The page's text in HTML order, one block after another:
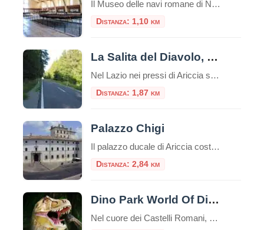
Il Museo delle navi romane di Nemi è un luogo unico nel suo genere, che custodisce due preziose reliquie della storia romana: due scafi di navi dalle misure rispettivamente di m. 71,30 x 20 e m. 73 x 24. Risalenti una al I secolo d.C. e l’altra al II secolo d.C., entrambe ritrovate nel lago […]
Distanza: 1,10 km
La Salita del Diavolo, la strada antigravitazionale
Nel Lazio nei pressi di Ariccia sui Castelli Romani esiste una strada magica, la “Salita Stregata” o “Salita del Diavolo“: lungo una salita rettilinea, ogni cosa lasciata libera sul suolo, invece di scendere inizia a salire! La strada si trova precisamente al Km. 11,600 della Strada Statale 218, a pochi passi da Roma. Questo insolito […]
Distanza: 1,87 km
Palazzo Chigi
Il palazzo ducale di Ariccia costituisce un esempio unico di dimora barocca rimasta inalterata nel suo contesto ambientale e nel suo arredamento originario, a documentare il fasto di una delle più grandi casate papali italiane: i Chigi, già proprie
Distanza: 2,84 km
Dino Park World Of Dinosaurs
Nel cuore dei Castelli Romani, a pochi chilometri da Roma, si nasconde un’esperienza unica che permette di fare un salto indietro nel tempo di milioni di anni. Il Dino Park World Of Dinosaurs di Genzano di Roma è un parco tematico dedicato interamente ai giganti del passato, che offre un’avventura coinvolgente ed educativa per tutta […]